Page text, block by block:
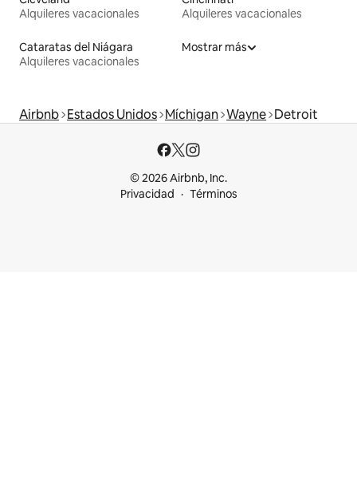
Alquileres vacacionales
Alquileres vacacionales
Cataratas del Niágara
Alquileres vacacionales
Mostrar más
Airbnb Estados Unidos Míchigan Wayne Detroit
© 2026 Airbnb, Inc.
Privacidad
Términos